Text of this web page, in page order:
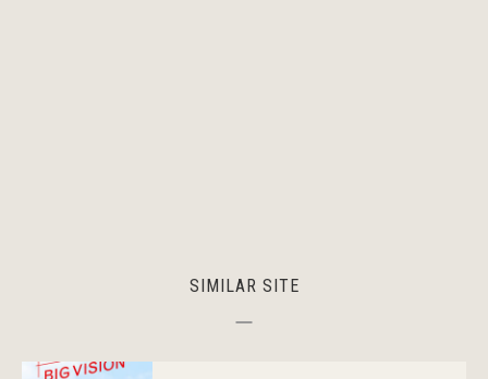
SIMILAR SITE